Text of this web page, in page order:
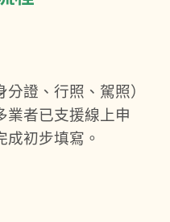
證、行照、駕照）
業者已支援線上申
成初步填寫。